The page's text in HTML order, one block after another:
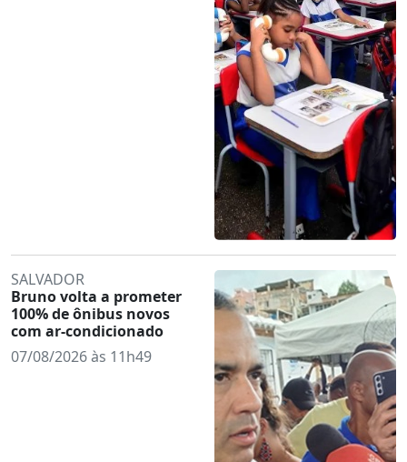
SALVADOR
Bruno volta a prometer
100% de ônibus novos
com ar-condicionado
07/08/2026 às 11h49